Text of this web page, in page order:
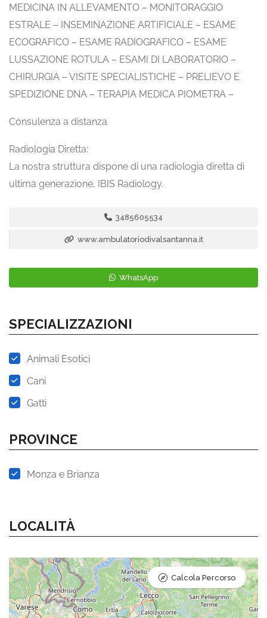
MEDICINA IN ALLEVAMENTO – MONITORAGGIO
ESTRALE – INSEMINAZIONE ARTIFICIALE – ESAME
ECOGRAFICO – ESAME RADIOGRAFICO – ESAME
LUSSAZIONE ROTULA – ESAMI DI LABORATORIO –
CHIRURGIA – VISITE SPECIALISTICHE – PRELIEVO E
SPEDIZIONE DNA – TERAPIA MEDICA PIOMETRA –
Consulenza a distanza
Radiologia Diretta:
La nostra struttura dispone di una radiologia diretta di
ultima generazione, IBIS Radiology.
3485605534
www.ambulatoriodivalsantanna.it
WhatsApp
SPECIALIZZAZIONI
Animali Esotici
Cani
Gatti
PROVINCE
Monza e Brianza
LOCALITÀ
Calcola Percorso